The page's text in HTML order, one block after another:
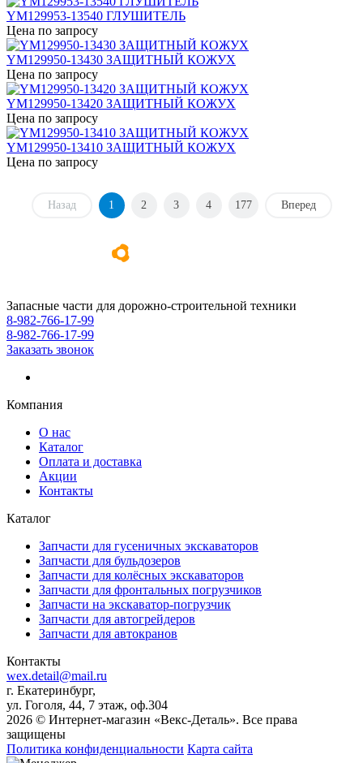
YM129953-13540 ГЛУШИТЕЛЬ
Цена по запросу
YM129950-13430 ЗАЩИТНЫЙ КОЖУХ
Цена по запросу
YM129950-13420 ЗАЩИТНЫЙ КОЖУХ
Цена по запросу
YM129950-13410 ЗАЩИТНЫЙ КОЖУХ
Цена по запросу
Назад 1 2 3 4 177 Вперед
Запасные части для дорожно-строительной техники
8-982-766-17-99
8-982-766-17-99
Заказать звонок
Компания
О нас
Каталог
Оплата и доставка
Акции
Контакты
Каталог
Запчасти для гусеничных экскаваторов
Запчасти для бульдозеров
Запчасти для колёсных экскаваторов
Запчасти для фронтальных погрузчиков
Запчасти на экскаватор-погрузчик
Запчасти для автогрейдеров
Запчасти для автокранов
Контакты
wex.detail@mail.ru
г. Екатеринбург,
ул. Гоголя, 44, 7 этаж, оф.304
2026 © Интернет-магазин «Векс-Деталь». Все права
защищены
Политика конфиденциальности Карта сайта